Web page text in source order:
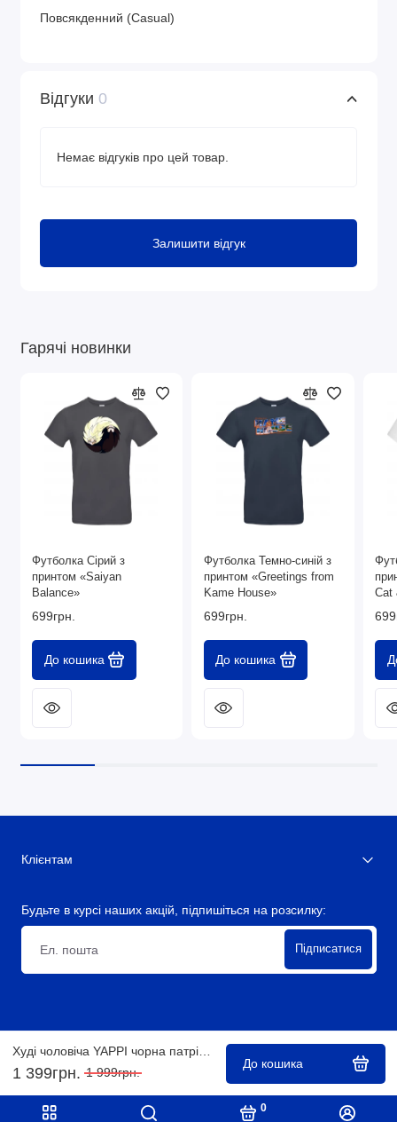
0
Худі чоловіча YAPPI чорна патріотична з флісом
1 399грн. 1 999грн.
До кошика
Повсякденний (Casual)
Відгуки 0
Немає відгуків про цей товар.
Залишити відгук
Гарячі новинки
Футболка Сірий з
принтом «Saiyan
Balance»
699грн.
До кошика
Футболка Темно-синій з
принтом «Greetings from
Kame House»
699грн.
До кошика
Cat
Клієнтам
Будьте в курсі наших акцій, підпишіться на розсилку:
Підписатися
Copyright @ 2026